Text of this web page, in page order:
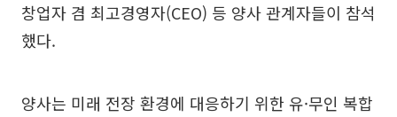
창업자 겸 최고경영자(CEO) 등 양사 관계자들이 참석
했다.
양사는 미래 전장 환경에 대응하기 위한 유·무인 복합